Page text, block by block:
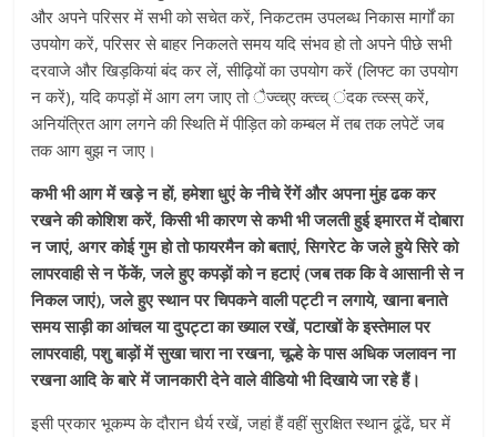
और अपने परिसर में सभी को सचेत करें, निकटतम उपलब्ध निकास मार्गों का
उपयोग करें, परिसर से बाहर निकलते समय यदि संभव हो तो अपने पीछे सभी
दरवाजे और खिड़कियां बंद कर लें, सीढ़ियों का उपयोग करें (लिफ्ट का उपयोग
न करें), यदि कपड़ों में आग लग जाए तो ैज्व्च्ए क्त्व्च् ंदक त्व्स्स् करें,
अनियंत्रित आग लगने की स्थिति में पीड़ित को कम्बल में तब तक लपेटें जब
तक आग बुझ न जाए।
कभी भी आग में खड़े न हों, हमेशा धुएं के नीचे रेंगें और अपना मुंह ढक कर
रखने की कोशिश करें, किसी भी कारण से कभी भी जलती हुई इमारत में दोबारा
न जाएं, अगर कोई गुम हो तो फायरमैन को बताएं, सिगरेट के जले हुये सिरे को
लापरवाही से न फेंकें, जले हुए कपड़ों को न हटाएं (जब तक कि वे आसानी से न
निकल जाएं), जले हुए स्थान पर चिपकने वाली पट्टी न लगाये, खाना बनाते
समय साड़ी का आंचल या दुपट्टा का ख्याल रखें, पटाखों के इस्तेमाल पर
लापरवाही, पशु बाड़ों में सुखा चारा ना रखना, चूल्हे के पास अधिक जलावन ना
रखना आदि के बारे में जानकारी देने वाले वीडियो भी दिखाये जा रहे हैं।
इसी प्रकार भूकम्प के दौरान धैर्य रखें, जहां हैं वहीं सुरक्षित स्थान ढूंढें, घर में